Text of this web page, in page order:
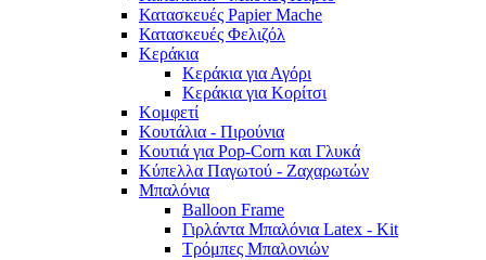
Κατασκευές Papier Mache
Κατασκευές Φελιζόλ
Κεράκια
Κεράκια για Αγόρι
Κεράκια για Κορίτσι
Κομφετί
Κουτάλια - Πιρούνια
Κουτιά για Pop-Corn και Γλυκά
Κύπελλα Παγωτού - Ζαχαρωτών
Μπαλόνια
Balloon Frame
Γιρλάντα Μπαλόνια Latex - Kit
Τρόμπες Μπαλονιών